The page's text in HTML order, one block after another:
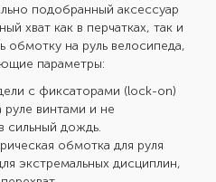
подобранный аксессуар
хват как в перчатках, так и
обмотку на руль велосипеда,
параметры:
с фиксаторами (lock-on)
винтами и не
сильный дождь.
обмотка для руля
экстремальных дисциплин,